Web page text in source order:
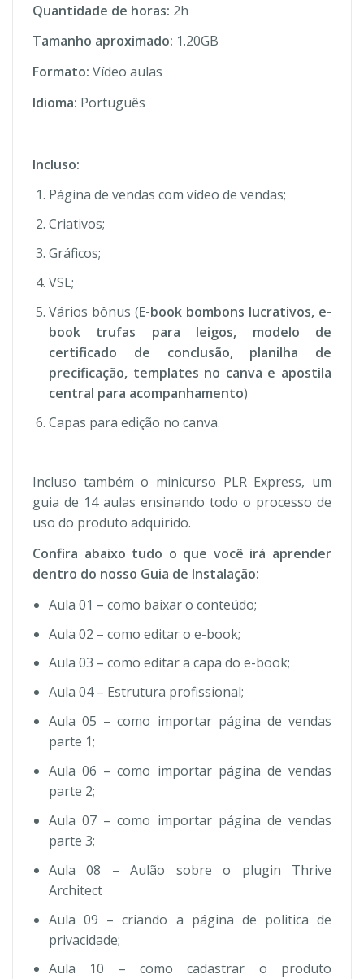
Quantidade de horas: 2h
Tamanho aproximado: 1.20GB
Formato: Vídeo aulas
Idioma: Português
Incluso:
Página de vendas com vídeo de vendas;
Criativos;
Gráficos;
VSL;
Vários bônus (E-book bombons lucrativos, e-
book trufas para leigos, modelo de
certificado de conclusão, planilha de
precificação, templates no canva e apostila
central para acompanhamento)
Capas para edição no canva.
Incluso também o minicurso PLR Express, um
guia de 14 aulas ensinando todo o processo de
uso do produto adquirido.
Confira abaixo tudo o que você irá aprender
dentro do nosso Guia de Instalação:
Aula 01 – como baixar o conteúdo;
Aula 02 – como editar o e-book;
Aula 03 – como editar a capa do e-book;
Aula 04 – Estrutura profissional;
Aula 05 – como importar página de vendas
parte 1;
Aula 06 – como importar página de vendas
parte 2;
Aula 07 – como importar página de vendas
parte 3;
Aula 08 – Aulão sobre o plugin Thrive
Architect
Aula 09 – criando a página de politica de
privacidade;
Aula 10 – como cadastrar o produto